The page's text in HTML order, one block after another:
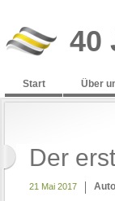
40
Start Über
Der
21 Mai 2017